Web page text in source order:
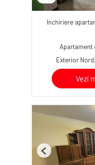
Inchiriere
Apartament
Exterior
Vezi
Previous